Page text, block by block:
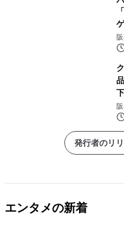
発行者のリ
エンタメの新着